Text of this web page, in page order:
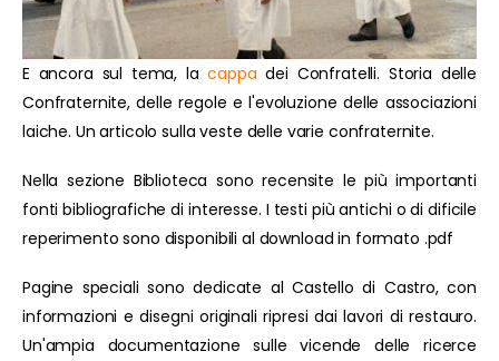
E ancora sul tema, lacappa dei Confratelli. Storia delle
Confraternite, delle regole e l'evoluzione delle associazioni
laiche. Un articolo sulla veste delle varie confraternite.
Nella sezione Biblioteca sono recensite le più importanti
fonti bibliografiche di interesse. I testi più antichi o di dificile
reperimento sono disponibili al download in formato .pdf
Pagine speciali sono dedicate al Castello di Castro, con
informazioni e disegni originali ripresi dai lavori di restauro.
Un'ampia documentazione sulle vicende delle ricerce